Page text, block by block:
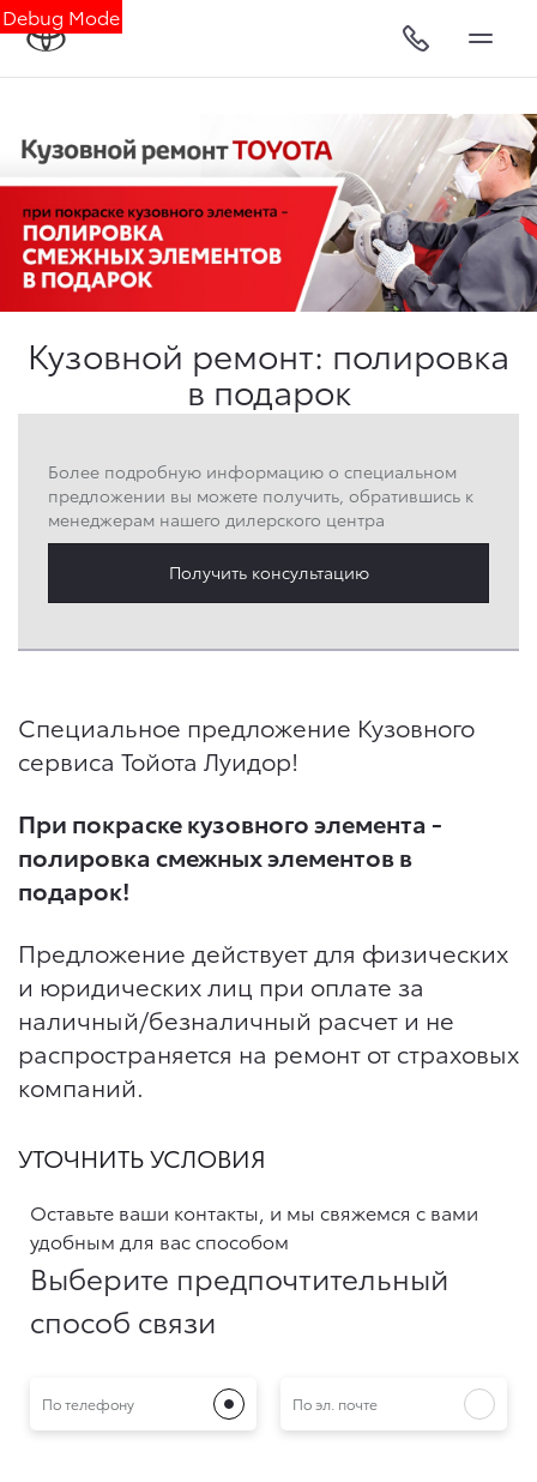
Debug Mode
Кузовной ремонт: полировка
в подарок
Более подробную информацию о специальном
предложении вы можете получить, обратившись к
менеджерам нашего дилерского центра
Получить консультацию
Специальное предложение Кузовного
сервиса Тойота Луидор!
При покраске кузовного элемента -
полировка смежных элементов в
подарок!
Предложение действует для физических
и юридических лиц при оплате за
наличный/безналичный расчет и не
распространяется на ремонт от страховых
компаний.
УТОЧНИТЬ УСЛОВИЯ
Оставьте ваши контакты, и мы свяжемся с вами
удобным для вас способом
Выберите предпочтительный
способ связи
По телефону По эл. почте